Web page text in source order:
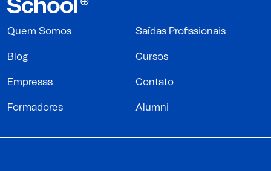
Quem Somos Saídas Profissionais
Blog Cursos
Empresas Contato
Formadores Alumni